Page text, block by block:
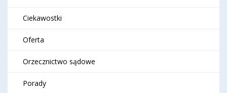
Ciekawostki
Oferta
Orzecznictwo sądowe
Porady